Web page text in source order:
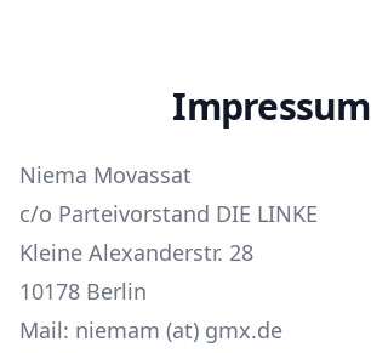
Impressum
Niema Movassat
c/o Parteivorstand DIE LINKE
Kleine Alexanderstr. 28
10178 Berlin
Mail: niemam (at) gmx.de